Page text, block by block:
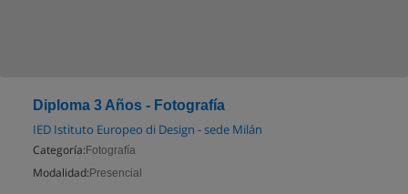
Diploma 3 Años - Fotografía
IED Istituto Europeo di Design - sede Milán
Categoría: Fotografía
Modalidad: Presencial